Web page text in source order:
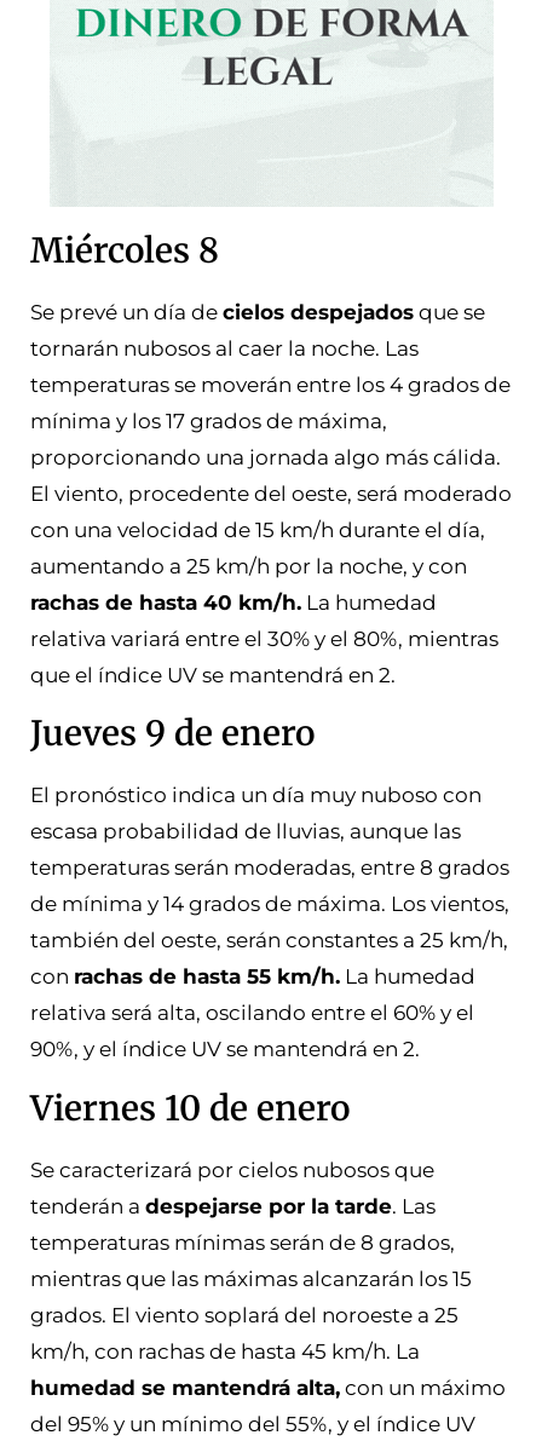
Miércoles 8
Se prevé un día de cielos despejados que se
tornarán nubosos al caer la noche. Las
temperaturas se moverán entre los 4 grados de
mínima y los 17 grados de máxima,
proporcionando una jornada algo más cálida.
El viento, procedente del oeste, será moderado
con una velocidad de 15 km/h durante el día,
aumentando a 25 km/h por la noche, y con
rachas de hasta 40 km/h. La humedad
relativa variará entre el 30% y el 80%, mientras
que el índice UV se mantendrá en 2.
Jueves 9 de enero
El pronóstico indica un día muy nuboso con
escasa probabilidad de lluvias, aunque las
temperaturas serán moderadas, entre 8 grados
de mínima y 14 grados de máxima. Los vientos,
también del oeste, serán constantes a 25 km/h,
con rachas de hasta 55 km/h. La humedad
relativa será alta, oscilando entre el 60% y el
90%, y el índice UV se mantendrá en 2.
Viernes 10 de enero
Se caracterizará por cielos nubosos que
tenderán a despejarse por la tarde. Las
temperaturas mínimas serán de 8 grados,
mientras que las máximas alcanzarán los 15
grados. El viento soplará del noroeste a 25
km/h, con rachas de hasta 45 km/h. La
humedad se mantendrá alta, con un máximo
del 95% y un mínimo del 55%, y el índice UV